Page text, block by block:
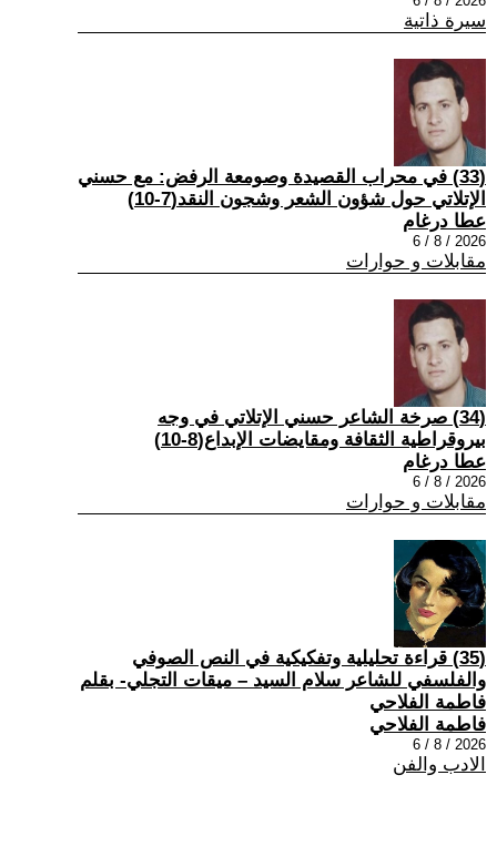
سيرة ذاتية
(33) في محراب القصيدة وصومعة الرفض: مع حسني
الإتلاتي حول شؤون الشعر وشجون النقد(7-10)
عطا درغام
2026 / 8 / 6
مقابلات و حوارات
(34) صرخة الشاعر حسني الإتلاتي في وجه
بيروقراطية الثقافة ومقايضات الإبداع(8-10)
عطا درغام
2026 / 8 / 6
مقابلات و حوارات
(35) قراءة تحليلية وتفكيكية في النص الصوفي
والفلسفي للشاعر سلام السيد – ميقات التجلي- بقلم
فاطمة الفلاحي
فاطمة الفلاحي
2026 / 8 / 6
الادب والفن